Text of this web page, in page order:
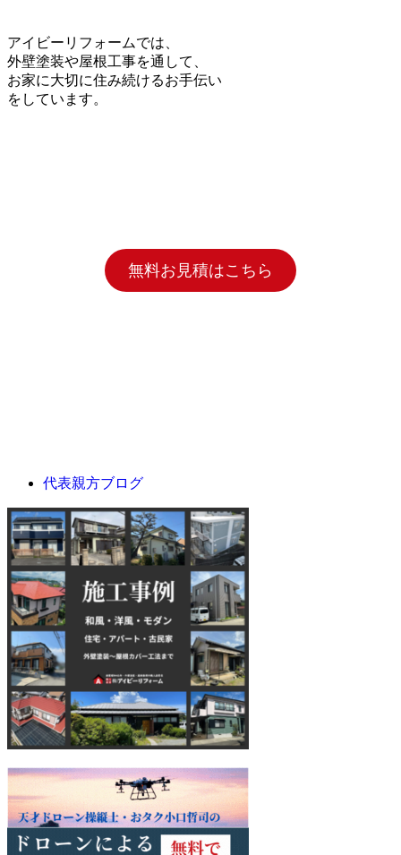
アイビーリフォームでは、
外壁塗装や屋根工事を通して、
お家に大切に住み続けるお手伝い
をしています。
無料お見積はこちら
代表親方ブログ